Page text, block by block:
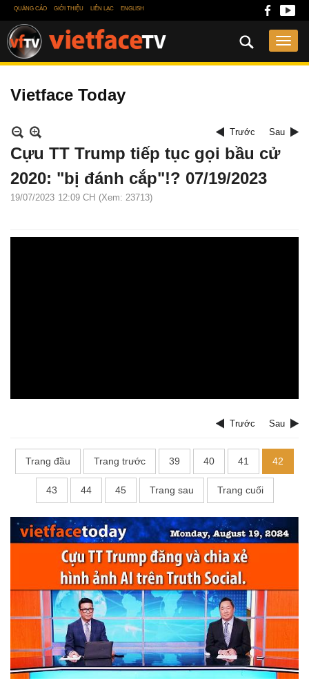
QUẢNG CÁO GIỚI THIỆU LIÊN LẠC ENGLISH
Vietface Today
Trước Sau
Cựu TT Trump tiếp tục gọi bầu cử
2020: "bị đánh cắp"!? 07/19/2023
19/07/2023 12:09 CH (Xem: 23713)
Trước Sau
Trang đầu Trang trước 39 40 41 42
43 44 45 Trang sau Trang cuối